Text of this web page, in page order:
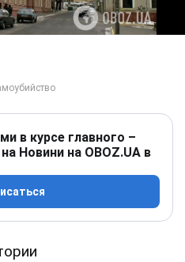
в курсе главного –
Новини на OBOZ.UA в